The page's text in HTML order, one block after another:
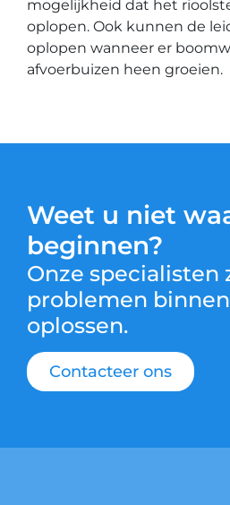
mogelijkheid dat het
oplopen. Ook kunnen de
oplopen wanneer er
afvoerbuizen heen groeien.
Weet u niet
beginnen?
Onze specialisten
problemen
oplossen.
Contacteer ons